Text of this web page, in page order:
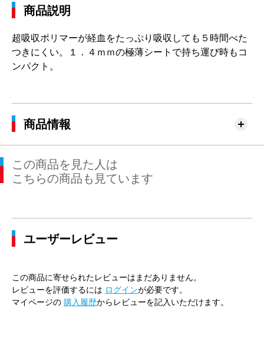
商品説明
超吸収ポリマーが経血をたっぷり吸収しても５時間べた
つきにくい。１．４ｍｍの極薄シートで持ち運び時もコ
ンパクト。
商品情報
この商品を見た人は
こちらの商品も見ています
ユーザーレビュー
この商品に寄せられたレビューはまだありません。
レビューを評価するには ログインが必要です。
マイページの 購入履歴からレビューを記入いただけます。